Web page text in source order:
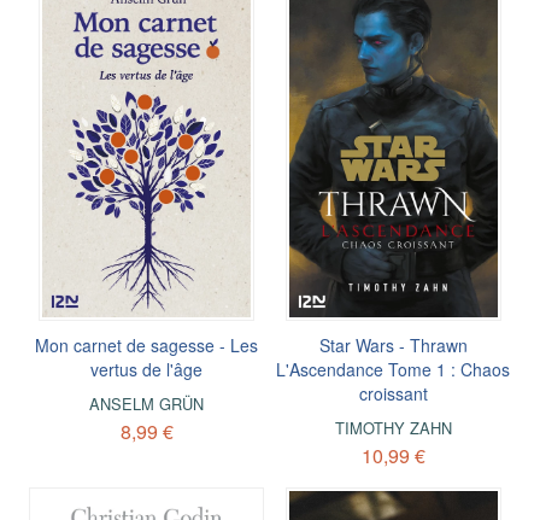
Mon carnet de sagesse - Les
vertus de l'âge
ANSELM GRÜN
8,99 €
Star Wars - Thrawn
L'Ascendance Tome 1 : Chaos
croissant
TIMOTHY ZAHN
10,99 €